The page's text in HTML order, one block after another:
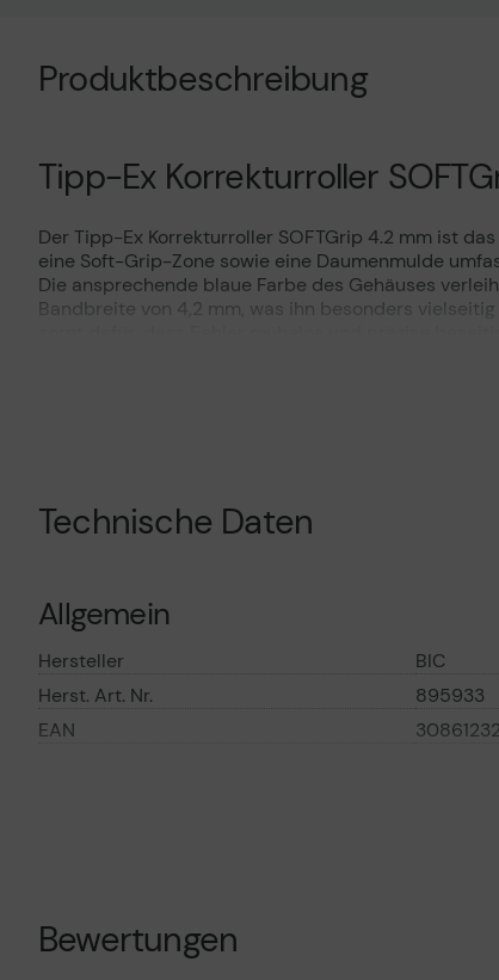
Produktbeschreibung
Tipp-Ex Korrekturroller
Der Tipp-Ex Korrekturroller SOFTGrip 4.2 mm ist
eine Soft-Grip-Zone sowie eine Daumenmulde
Die ansprechende blaue Farbe des Gehäuses
Bandbreite von 4,2 mm, was ihn besonders
das Korrigieren zum Kinderspiel machen. Der
Technische Daten
Allgemein
Hersteller
BIC
Herst. Art. Nr.
895933
EAN
Bewertungen